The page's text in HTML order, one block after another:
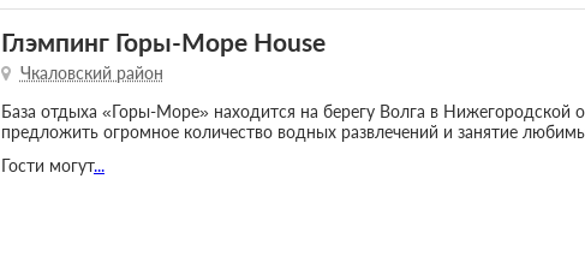
Глэмпинг Горы-Море House
Чкаловский район
База отдыха «Горы-Море» находится на берегу Волга в Нижегородской
предложить огромное количество водных развлечений и занятие
Гости могут...